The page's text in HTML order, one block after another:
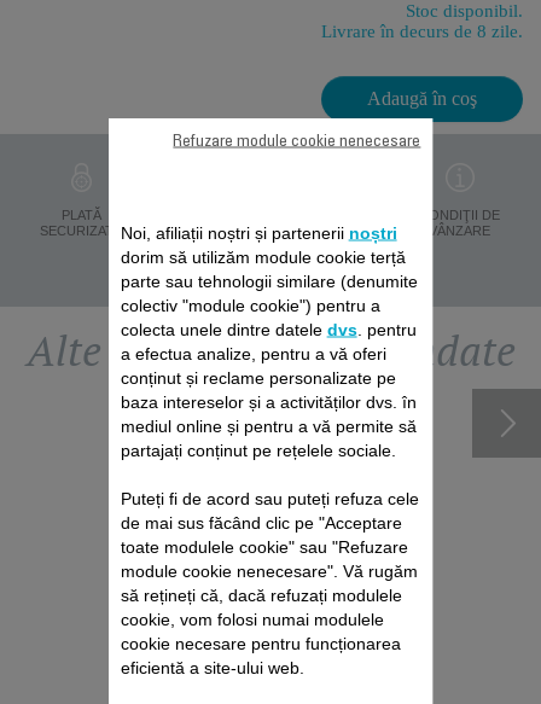
Stoc disponibil.
Livrare în decurs de 8 zile.
Adaugă în coş
PLATĂ
SECURIZATĂ
DATELOR
PERSONALE
CONDIŢII DE
VÂNZARE
Alte accesorii recomandate
PACHET DE REPARAȚII
Noi, afiliații noștri și partenerii noștri
dorim să utilizăm module cookie terță
parte sau tehnologii similare (denumite
colectiv "module cookie") pentru a
colecta unele dintre datele dvs. pentru
a efectua analize, pentru a vă oferi
conținut și reclame personalizate pe
baza intereselor și a activităților dvs. în
mediul online și pentru a vă permite să
partajați conținut pe rețelele sociale.
Puteți fi de acord sau puteți refuza cele
de mai sus făcând clic pe "Acceptare
toate modulele cookie" sau "Refuzare
module cookie nenecesare". Vă rugăm
să rețineți că, dacă refuzați modulele
cookie, vom folosi numai modulele
cookie necesare pentru funcționarea
eficientă a site-ului web.
Refuzare module cookie nenecesare